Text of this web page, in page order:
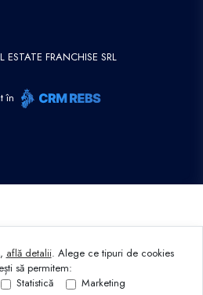
ESTATE FRANCHISE SRL
în
află detalii. Alege ce tipuri de cookies
să permitem:
Statistică Marketing